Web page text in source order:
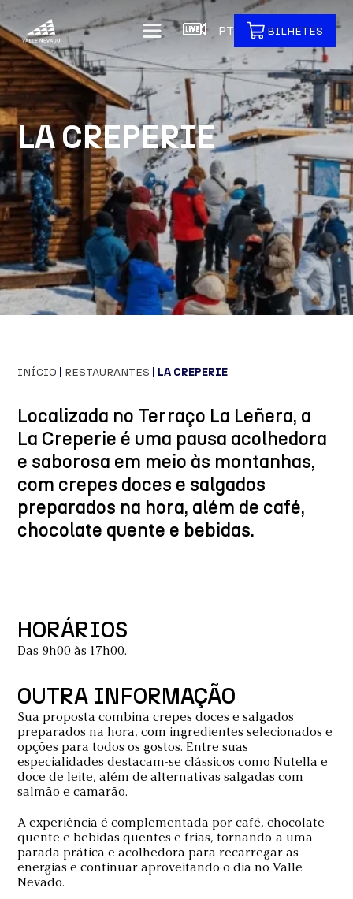
PT BILHETES
LA CREPERIE
INÍCIO RESTAURANTES | LA CREPERIE
Localizada no Terraço La Leñera, a
La Creperie é uma pausa acolhedora
e saborosa em meio às montanhas,
com crepes doces e salgados
preparados na hora, além de café,
chocolate quente e bebidas.
HORÁRIOS
Das 9h00 às 17h00.
OUTRA INFORMAÇÃO
Sua proposta combina crepes doces e salgados
preparados na hora, com ingredientes selecionados e
opções para todos os gostos. Entre suas
especialidades destacam-se clássicos como Nutella e
doce de leite, além de alternativas salgadas com
salmão e camarão.
A experiência é complementada por café, chocolate
quente e bebidas quentes e frias, tornando-a uma
parada prática e acolhedora para recarregar as
energias e continuar aproveitando o dia no Valle
Nevado.